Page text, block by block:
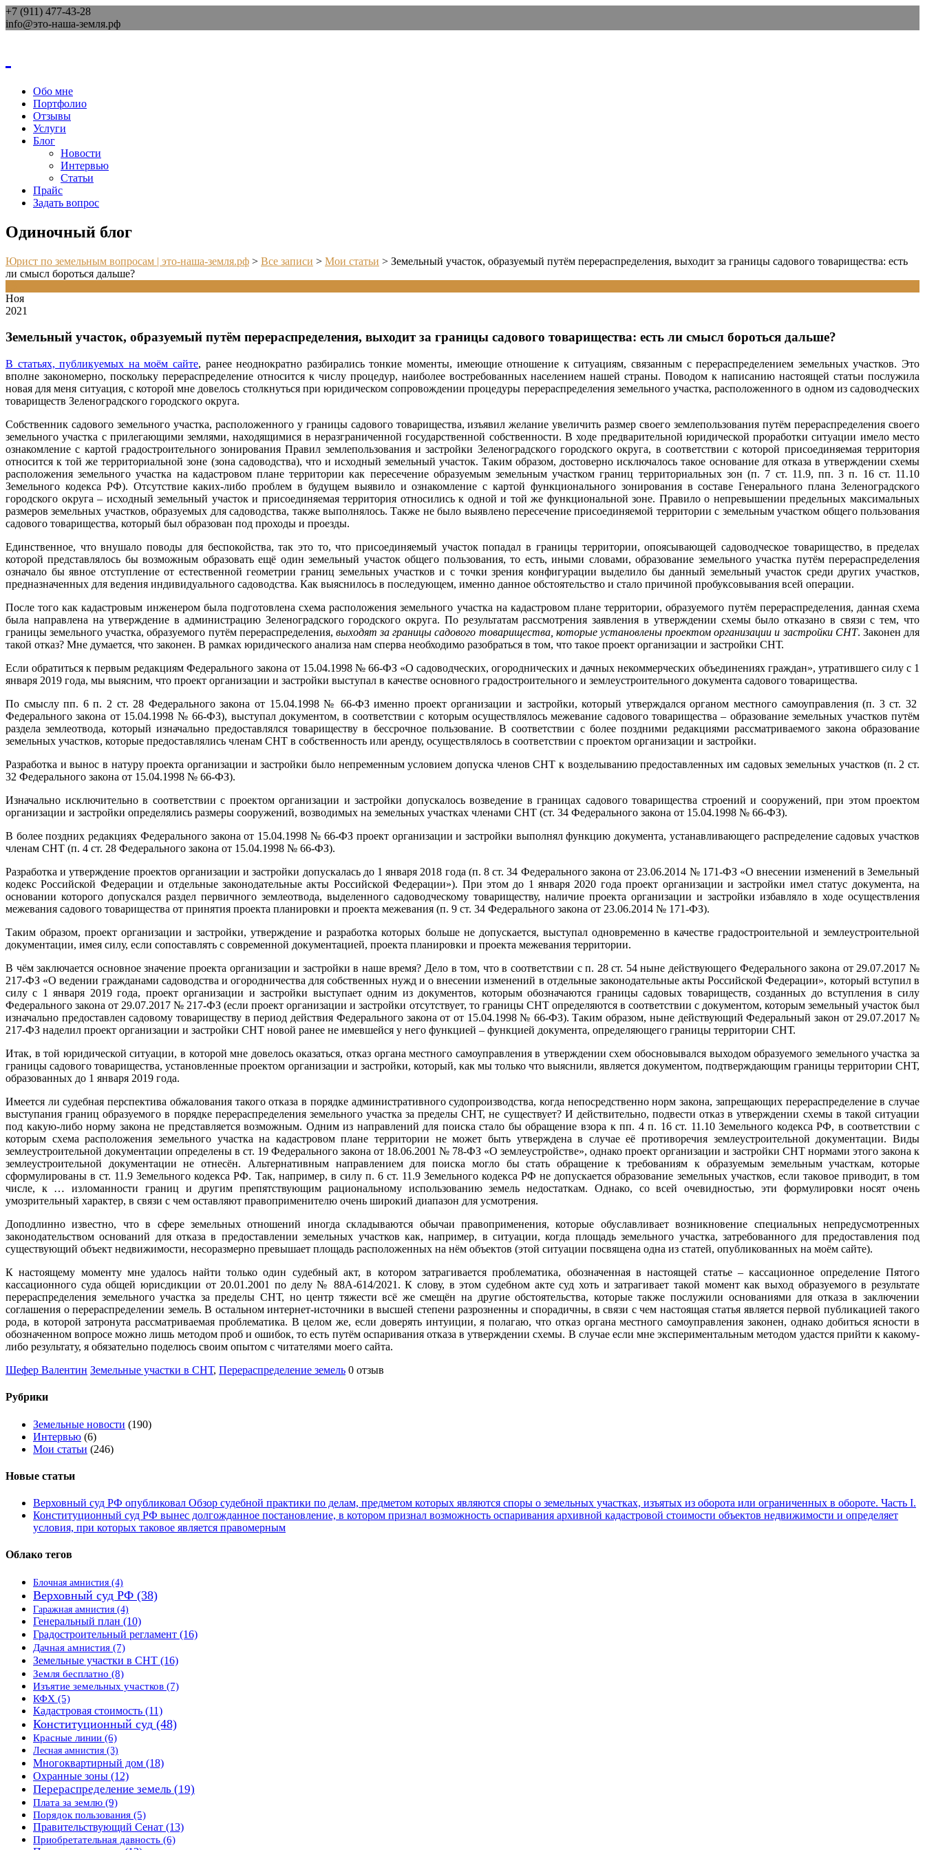
+7 (911) 477-43-28
info@это-наша-земля.рф
Обо мне
Портфолио
Отзывы
Услуги
Блог
Новости
Интервью
Статьи
Прайс
Задать вопрос
Одиночный блог
Юрист по земельным вопросам | это-наша-земля.рф > Все записи > Мои статьи > Земельный участок, образуемый путём перераспределения, выходит за границы садового товарищества: есть
ли смысл бороться дальше?
Ноя
2021
Земельный участок, образуемый путём перераспределения, выходит за границы садового товарищества: есть ли смысл бороться дальше?
В статьях, публикуемых на моём сайте, ранее неоднократно разбирались тонкие моменты, имеющие отношение к ситуациям, связанным с перераспределением земельных участков. Это
вполне закономерно, поскольку перераспределение относится к числу процедур, наиболее востребованных населением нашей страны. Поводом к написанию настоящей статьи послужила
новая для меня ситуация, с которой мне довелось столкнуться при юридическом сопровождении процедуры перераспределения земельного участка, расположенного в одном из садоводческих
товариществ Зеленоградского городского округа.
Собственник садового земельного участка, расположенного у границы садового товарищества, изъявил желание увеличить размер своего землепользования путём перераспределения своего
земельного участка с прилегающими землями, находящимися в неразграниченной государственной собственности. В ходе предварительной юридической проработки ситуации имело место
ознакомление с картой градостроительного зонирования Правил землепользования и застройки Зеленоградского городского округа, в соответствии с которой присоединяемая территория
относится к той же территориальной зоне (зона садоводства), что и исходный земельный участок. Таким образом, достоверно исключалось такое основание для отказа в утверждении схемы
расположения земельного участка на кадастровом плане территории как пересечение образуемым земельным участком границ территориальных зон (п. 7 ст. 11.9, пп. 3 п. 16 ст. 11.10
Земельного кодекса РФ). Отсутствие каких-либо проблем в будущем выявило и ознакомление с картой функционального зонирования в составе Генерального плана Зеленоградского
городского округа – исходный земельный участок и присоединяемая территория относились к одной и той же функциональной зоне. Правило о непревышении предельных максимальных
размеров земельных участков, образуемых для садоводства, также выполнялось. Также не было выявлено пересечение присоединяемой территории с земельным участком общего пользования
садового товарищества, который был образован под проходы и проезды.
Единственное, что внушало поводы для беспокойства, так это то, что присоединяемый участок попадал в границы территории, опоясывающей садоводческое товарищество, в пределах
которой представлялось бы возможным образовать ещё один земельный участок общего пользования, то есть, иными словами, образование земельного участка путём перераспределения
означало бы явное отступление от естественной геометрии границ земельных участков и с точки зрения конфигурации выделило бы данный земельный участок среди других участков,
предназначенных для ведения индивидуального садоводства. Как выяснилось в последующем, именно данное обстоятельство и стало причиной пробуксовывания всей операции.
После того как кадастровым инженером была подготовлена схема расположения земельного участка на кадастровом плане территории, образуемого путём перераспределения, данная схема
была направлена на утверждение в администрацию Зеленоградского городского округа. По результатам рассмотрения заявления в утверждении схемы было отказано в связи с тем, что
границы земельного участка, образуемого путём перераспределения, выходят за границы садового товарищества, которые установлены проектом организации и застройки СНТ. Законен для
такой отказ? Мне думается, что законен. В рамках юридического анализа нам сперва необходимо разобраться в том, что такое проект организации и застройки СНТ.
Если обратиться к первым редакциям Федерального закона от 15.04.1998 № 66-ФЗ «О садоводческих, огороднических и дачных некоммерческих объединениях граждан», утратившего силу с 1
января 2019 года, мы выясним, что проект организации и застройки выступал в качестве основного градостроительного и землеустроительного документа садового товарищества.
По смыслу пп. 6 п. 2 ст. 28 Федерального закона от 15.04.1998 № 66-ФЗ именно проект организации и застройки, который утверждался органом местного самоуправления (п. 3 ст. 32
Федерального закона от 15.04.1998 № 66-ФЗ), выступал документом, в соответствии с которым осуществлялось межевание садового товарищества – образование земельных участков путём
раздела землеотвода, который изначально предоставлялся товариществу в бессрочное пользование. В соответствии с более поздними редакциями рассматриваемого закона образование
земельных участков, которые предоставлялись членам СНТ в собственность или аренду, осуществлялось в соответствии с проектом организации и застройки.
Разработка и вынос в натуру проекта организации и застройки было непременным условием допуска членов СНТ к возделыванию предоставленных им садовых земельных участков (п. 2 ст.
32 Федерального закона от 15.04.1998 № 66-ФЗ).
Изначально исключительно в соответствии с проектом организации и застройки допускалось возведение в границах садового товарищества строений и сооружений, при этом проектом
организации и застройки определялись размеры сооружений, возводимых на земельных участках членами СНТ (ст. 34 Федерального закона от 15.04.1998 № 66-ФЗ).
В более поздних редакциях Федерального закона от 15.04.1998 № 66-ФЗ проект организации и застройки выполнял функцию документа, устанавливающего распределение садовых участков
членам СНТ (п. 4 ст. 28 Федерального закона от 15.04.1998 № 66-ФЗ).
Разработка и утверждение проектов организации и застройки допускалась до 1 января 2018 года (п. 8 ст. 34 Федерального закона от 23.06.2014 № 171-ФЗ «О внесении изменений в Земельный
кодекс Российской Федерации и отдельные законодательные акты Российской Федерации»). При этом до 1 января 2020 года проект организации и застройки имел статус документа, на
основании которого допускался раздел первичного землеотвода, выделенного садоводческому товариществу, наличие проекта организации и застройки избавляло в ходе осуществления
межевания садового товарищества от принятия проекта планировки и проекта межевания (п. 9 ст. 34 Федерального закона от 23.06.2014 № 171-ФЗ).
Таким образом, проект организации и застройки, утверждение и разработка которых больше не допускается, выступал одновременно в качестве градостроительной и землеустроительной
документации, имея силу, если сопоставлять с современной документацией, проекта планировки и проекта межевания территории.
В чём заключается основное значение проекта организации и застройки в наше время? Дело в том, что в соответствии с п. 28 ст. 54 ныне действующего Федерального закона от 29.07.2017 №
217-ФЗ «О ведении гражданами садоводства и огородничества для собственных нужд и о внесении изменений в отдельные законодательные акты Российской Федерации», который вступил в
силу с 1 января 2019 года, проект организации и застройки выступает одним из документов, которым обозначаются границы садовых товариществ, созданных до вступления в силу
Федерального закона от 29.07.2017 № 217-ФЗ (если проект организации и застройки отсутствует, то границы СНТ определяются в соответствии с документом, которым земельный участок был
изначально предоставлен садовому товариществу в период действия Федерального закона от от 15.04.1998 № 66-ФЗ). Таким образом, ныне действующий Федеральный закон от 29.07.2017 №
217-ФЗ наделил проект организации и застройки СНТ новой ранее не имевшейся у него функцией – функцией документа, определяющего границы территории СНТ.
Итак, в той юридической ситуации, в которой мне довелось оказаться, отказ органа местного самоуправления в утверждении схем обосновывался выходом образуемого земельного участка за
границы садового товарищества, установленные проектом организации и застройки, который, как мы только что выяснили, является документом, подтверждающим границы территории СНТ,
образованных до 1 января 2019 года.
Имеется ли судебная перспектива обжалования такого отказа в порядке административного судопроизводства, когда непосредственно норм закона, запрещающих перераспределение в случае
выступания границ образуемого в порядке перераспределения земельного участка за пределы СНТ, не существует? И действительно, подвести отказ в утверждении схемы в такой ситуации
под какую-либо норму закона не представляется возможным. Одним из направлений для поиска стало бы обращение взора к пп. 4 п. 16 ст. 11.10 Земельного кодекса РФ, в соответствии с
которым схема расположения земельного участка на кадастровом плане территории не может быть утверждена в случае её противоречия землеустроительной документации. Виды
землеустроительной документации определены в ст. 19 Федерального закона от 18.06.2001 № 78-ФЗ «О землеустройстве», однако проект организации и застройки СНТ нормами этого закона к
землеустроительной документации не отнесён. Альтернативным направлением для поиска могло бы стать обращение к требованиям к образуемым земельным участкам, которые
сформулированы в ст. 11.9 Земельного кодекса РФ. Так, например, в силу п. 6 ст. 11.9 Земельного кодекса РФ не допускается образование земельных участков, если таковое приводит, в том
числе, к … изломанности границ и другим препятствующим рациональному использованию земель недостаткам. Однако, со всей очевидностью, эти формулировки носят очень
умозрительный характер, в связи с чем оставляют правоприменителю очень широкий диапазон для усмотрения.
Доподлинно известно, что в сфере земельных отношений иногда складываются обычаи правоприменения, которые обуславливает возникновение специальных непредусмотренных
законодательством оснований для отказа в предоставлении земельных участков как, например, в ситуации, когда площадь земельного участка, затребованного для предоставления под
существующий объект недвижимости, несоразмерно превышает площадь расположенных на нём объектов (этой ситуации посвящена одна из статей, опубликованных на моём сайте).
К настоящему моменту мне удалось найти только один судебный акт, в котором затрагивается проблематика, обозначенная в настоящей статье – кассационное определение Пятого
кассационного суда общей юрисдикции от 20.01.2001 по делу № 88А-614/2021. К слову, в этом судебном акте суд хоть и затрагивает такой момент как выход образуемого в результате
перераспределения земельного участка за пределы СНТ, но центр тяжести всё же смещён на другие обстоятельства, которые также послужили основаниями для отказа в заключении
соглашения о перераспределении земель. В остальном интернет-источники в высшей степени разрозненны и спорадичны, в связи с чем настоящая статья является первой публикацией такого
рода, в которой затронута рассматриваемая проблематика. В целом же, если доверять интуиции, я полагаю, что отказ органа местного самоуправления законен, однако добиться ясности в
обозначенном вопросе можно лишь методом проб и ошибок, то есть путём оспаривания отказа в утверждении схемы. В случае если мне экспериментальным методом удастся прийти к какому-
либо результату, я обязательно поделюсь своим опытом с читателями моего сайта.
Шефер Валентин Земельные участки в СНТ, Перераспределение земель 0 отзыв
Рубрики
Земельные новости (190)
Интервью (6)
Мои статьи (246)
Новые статьи
Верховный суд РФ опубликовал Обзор судебной практики по делам, предметом которых являются споры о земельных участках, изъятых из оборота или ограниченных в обороте. Часть I.
Конституционный суд РФ вынес долгожданное постановление, в котором признал возможность оспаривания архивной кадастровой стоимости объектов недвижимости и определяет
условия, при которых таковое является правомерным
Облако тегов
Блочная амнистия (4)
Верховный суд РФ (38)
Гаражная амнистия (4)
Генеральный план (10)
Градостроительный регламент (16)
Дачная амнистия (7)
Земельные участки в СНТ (16)
Земля бесплатно (8)
Изъятие земельных участков (7)
КФХ (5)
Кадастровая стоимость (11)
Конституционный суд (48)
Красные линии (6)
Лесная амнистия (3)
Многоквартирный дом (18)
Охранные зоны (12)
Перераспределение земель (19)
Плата за землю (9)
Порядок пользования (5)
Правительствующий Сенат (13)
Приобретательная давность (6)